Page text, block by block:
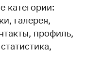
категории:
галерея,
профиль,